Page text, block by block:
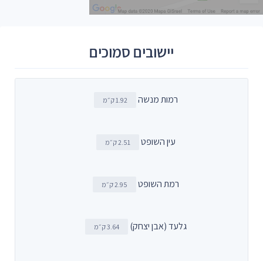
יישובים סמוכים
רמות מנשה 1.92 ק״מ
עין השופט 2.51 ק״מ
רמת השופט 2.95 ק״מ
גלעד (אבן יצחק) 3.64 ק״מ